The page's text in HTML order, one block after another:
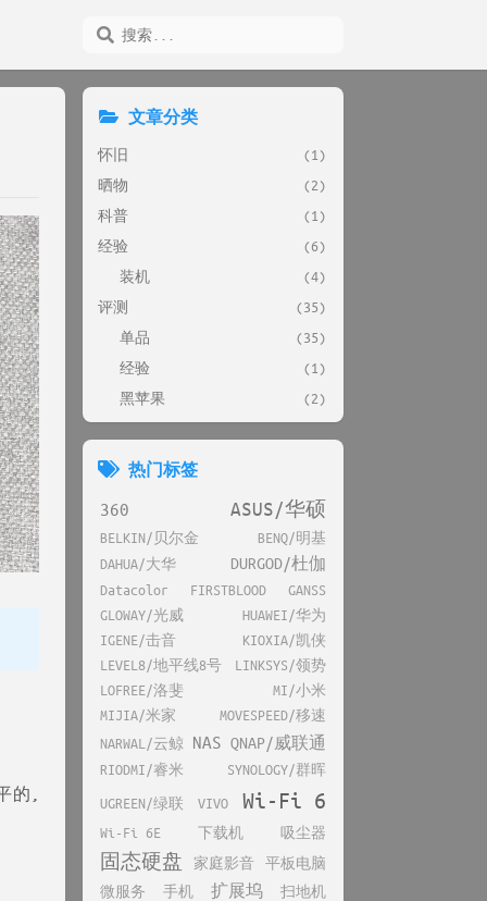
的,
文章分类
怀旧
(1)
晒物
(2)
科普
(1)
经验
(6)
装机
(4)
评测
(35)
单品
(35)
经验
(1)
黑苹果
(2)
热门标签
360 ASUS/华硕
BELKIN/贝尔金
BENQ/明基
DAHUA/大华
DURGOD/杜伽
Datacolor FIRSTBLOOD
GANSS
GLOWAY/光威
HUAWEI/华为
IGENE/击音
KIOXIA/凯侠
LEVEL8/地平线8号
LINKSYS/领势
LOFREE/洛斐
MI/小米
MIJIA/米家
MOVESPEED/移速
NARWAL/云鲸 NAS QNAP/威联通
RIODMI/睿米
SYNOLOGY/群晖
UGREEN/绿联
VIVO Wi-Fi 6
Wi-Fi 6E 下载机 吸尘器
固态硬盘 家庭影音 平板电脑
微服务
手机 扩展坞
扫地机